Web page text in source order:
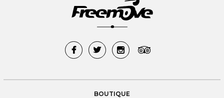
GYRO ROUE OUTILS PADS
PROTECTIONS
TEXTILE TRANSPORT
BOUTIQUE